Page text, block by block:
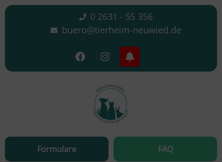
0 2631 - 55 356
buero@tierheim-neuwied.de
Formulare FAQ